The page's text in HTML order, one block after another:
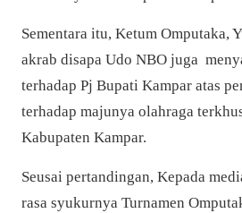
Sementara itu, Ketum Omputaka,
akrab disapa Udo NBO juga
terhadap Pj Bupati Kampar atas
terhadap majunya olahraga
Kabupaten Kampar.
Seusai pertandingan, Kepada
rasa syukurnya Turnamen